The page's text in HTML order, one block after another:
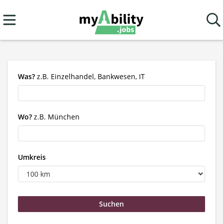
Was? z.B. Einzelhandel, Bankwesen, IT
Wo? z.B. München
Umkreis